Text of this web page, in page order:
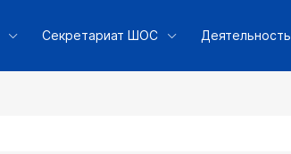
Секретариат ШОС Деятельность